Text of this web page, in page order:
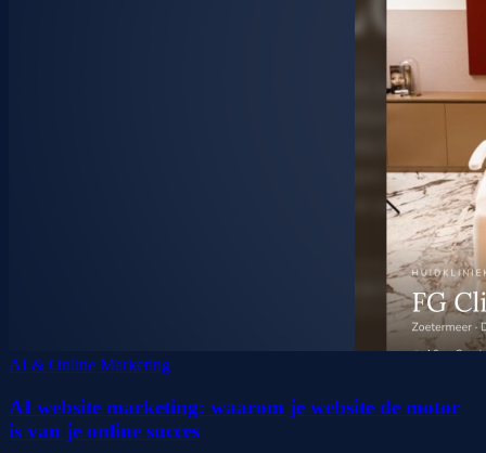
AI & Online Marketing
AI website marketing: waarom je website de motor
is van je online succes